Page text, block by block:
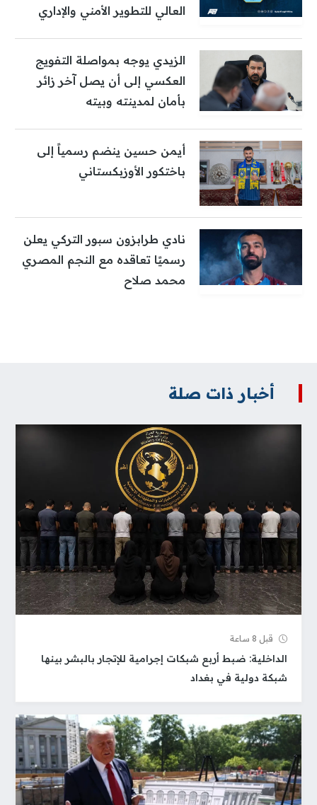
العالي للتطوير الأمني والإداري
الزيدي يوجه بمواصلة التفويج
العكسي إلى أن يصل آخر زائر
بأمان لمدينته وبيته
أيمن حسين ينضم رسمياً إلى
باختكور الأوزبكستاني
نادي طرابزون سبور التركي يعلن
رسميًا تعاقده مع النجم المصري
محمد صلاح
أخبار ذات صلة
قبل 8 ساعة
الداخلية: ضبط أربع شبكات إجرامية للإتجار بالبشر بينها
شبكة دولية في بغداد